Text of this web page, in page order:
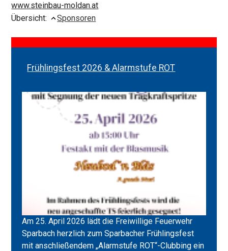
www.steinbau-moldan.at
Übersicht:
Sponsoren
Frühlingsfest 2026 & Alarmstufe ROT
Am 25. April 2026 lädt die Freiwillige Feuerwehr
Sparbach herzlich zum Sparbacher Frühlingsfest
mit anschließendem „Alarmstufe ROT“-Clubbing ein